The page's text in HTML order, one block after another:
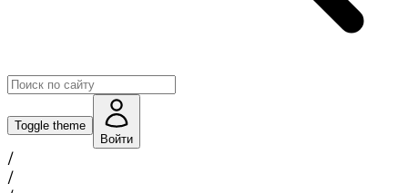
Toggle theme
Войти
/
/